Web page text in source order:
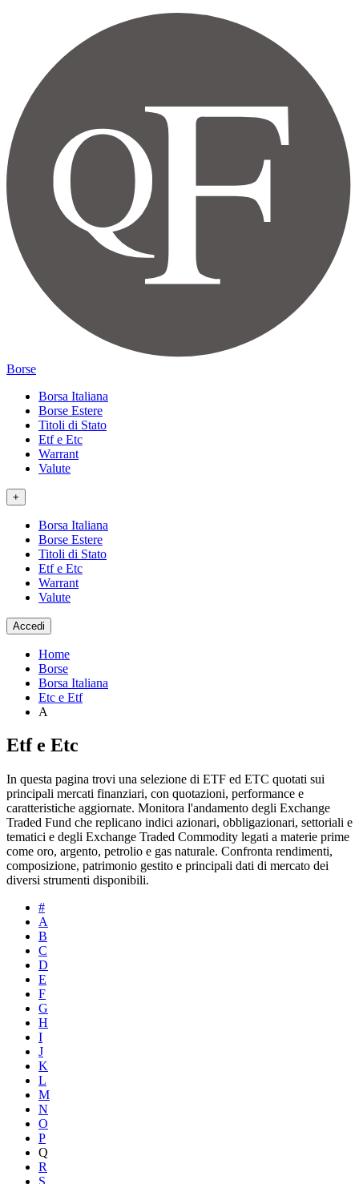
Borse
Borsa Italiana
Borse Estere
Titoli di Stato
Etf e Etc
Warrant
Valute
+
Borsa Italiana
Borse Estere
Titoli di Stato
Etf e Etc
Warrant
Valute
Accedi
Home
Borse
Borsa Italiana
Etc e Etf
A
Etf e Etc
In questa pagina trovi una selezione di ETF ed ETC quotati sui
principali mercati finanziari, con quotazioni, performance e
caratteristiche aggiornate. Monitora l'andamento degli Exchange
Traded Fund che replicano indici azionari, obbligazionari, settoriali e
tematici e degli Exchange Traded Commodity legati a materie prime
come oro, argento, petrolio e gas naturale. Confronta rendimenti,
composizione, patrimonio gestito e principali dati di mercato dei
diversi strumenti disponibili.
#
A
B
C
D
E
F
G
H
I
J
K
L
M
N
O
P
Q
R